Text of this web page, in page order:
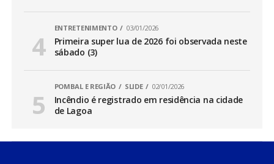
ENTRETENIMENTO 03/01/2026
Primeira super lua de 2026 foi observada neste
sábado (3)
POMBAL E REGIÃO SLIDE 02/01/2026
Incêndio é registrado em residência na cidade
de Lagoa